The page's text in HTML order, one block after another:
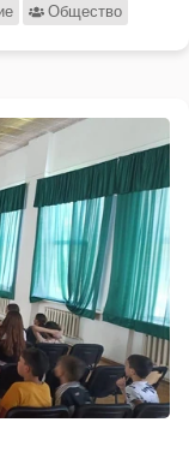
Общество